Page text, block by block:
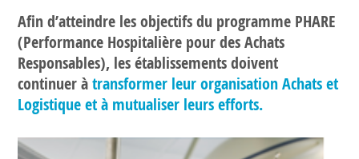
Afin d’atteindre les objectifs du programme PHARE
(Performance Hospitalière pour des Achats
Responsables), les établissements doivent
continuer àtransformer leur organisation Achats et
Logistique et à mutualiser leurs efforts.